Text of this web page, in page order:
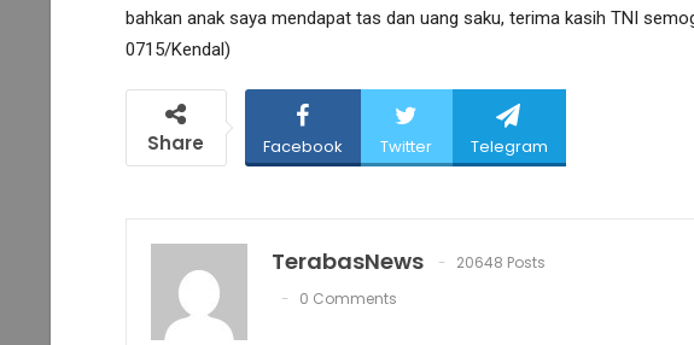
bahkan anak saya mendapat tas dan uang saku, terima kasih TNI
0715/Kendal)
Share Facebook Twitter Telegram
TerabasNews
20648 Posts
0 Comments